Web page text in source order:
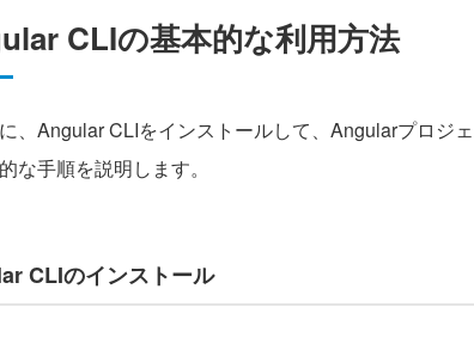
CLIの基本的な利用方法
、Angular CLIをインストールして、Angularプロジ
な手順を説明します。
CLIのインストール